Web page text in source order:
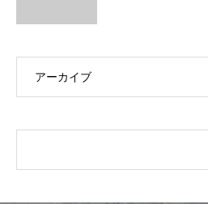
アーカイブ